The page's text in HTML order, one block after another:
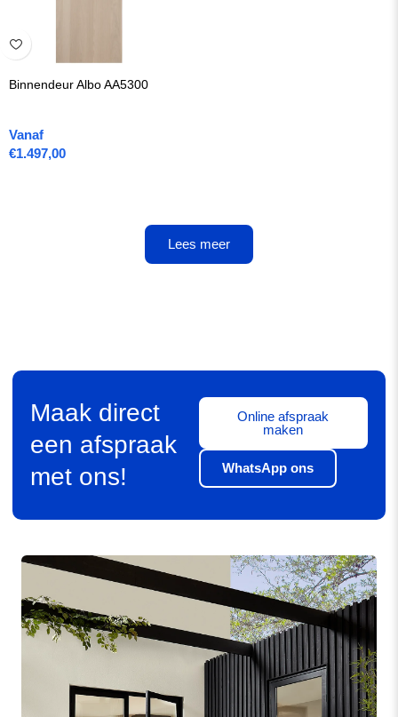
Binnendeur Albo AA5300
Vanaf
€1.497,00
Lees meer
Maak direct
een afspraak
met ons!
Online afspraak
maken
WhatsApp ons